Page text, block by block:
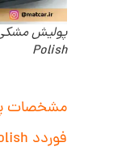
Polish
فوردد 4DAD Black Polish: